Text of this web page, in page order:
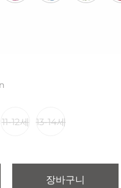
11-12세 13-14세
장바구니